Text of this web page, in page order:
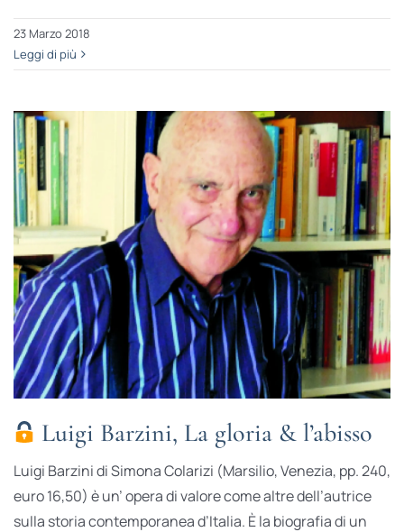
23 Marzo 2018
Leggi di più
Luigi Barzini, La gloria & l’abisso
Luigi Barzini di Simona Colarizi (Marsilio, Venezia, pp. 240,
euro 16,50) è un’ opera di valore come altre dell’autrice
sulla storia contemporanea d’Italia. È la biografia di un